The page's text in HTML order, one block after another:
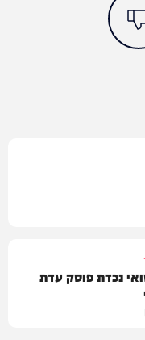
נכדת פוסק עדת